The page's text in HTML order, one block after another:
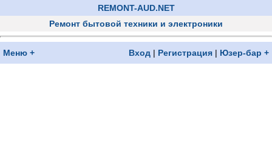
REMONT-AUD.NET
Ремонт бытовой техники и электроники
Меню + Вход | Регистрация | Юзер-бар +